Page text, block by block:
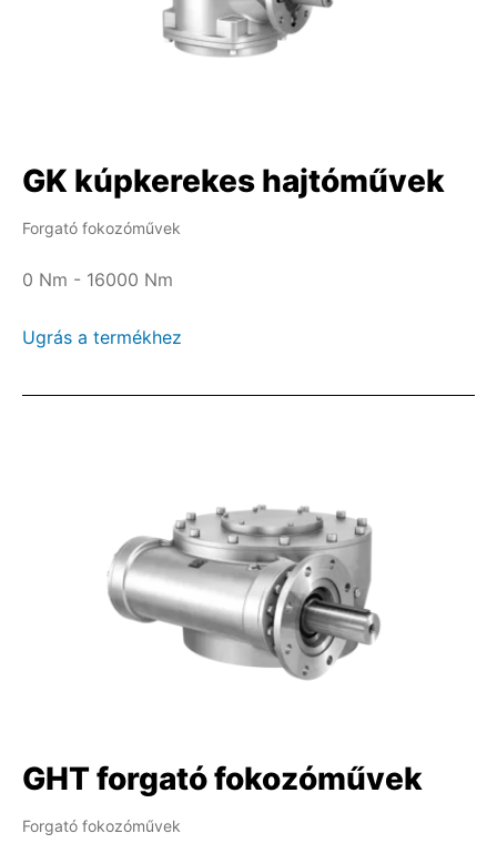
GK kúpkerekes hajtóművek
Forgató fokozóművek
0 Nm - 16000 Nm
Ugrás a termékhez
GHT forgató fokozóművek
Forgató fokozóművek